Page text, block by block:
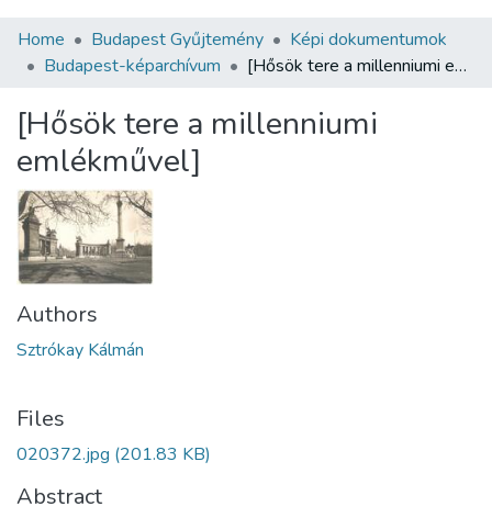
Communities & Collections
Statistics
About us
Home Budapest Gyűjtemény
Képi dokumentumok
Budapest-képarchívum
[Hősök tere a millenniumi emlékművel]
[Hősök tere a millenniumi
emlékművel]
Authors
Sztrókay Kálmán
Files
020372.jpg (201.83 KB)
Abstract